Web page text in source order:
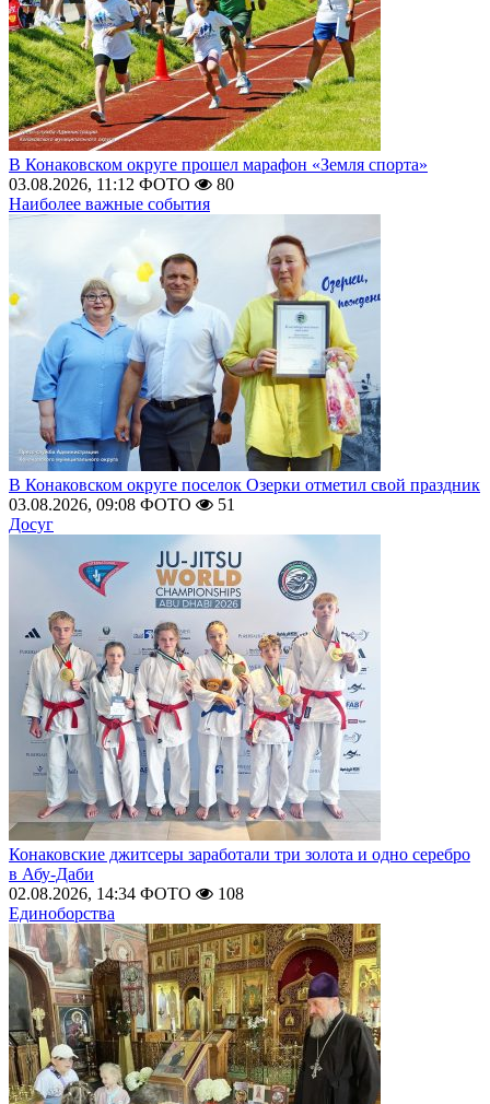
В Конаковском округе прошел марафон «Земля спорта»
03.08.2026, 11:12 ФОТО
80
Наиболее важные события
В Конаковском округе поселок Озерки отметил свой праздник
03.08.2026, 09:08 ФОТО
51
Досуг
Конаковские джитсеры заработали три золота и одно серебро
в Абу-Даби
02.08.2026, 14:34 ФОТО
108
Единоборства